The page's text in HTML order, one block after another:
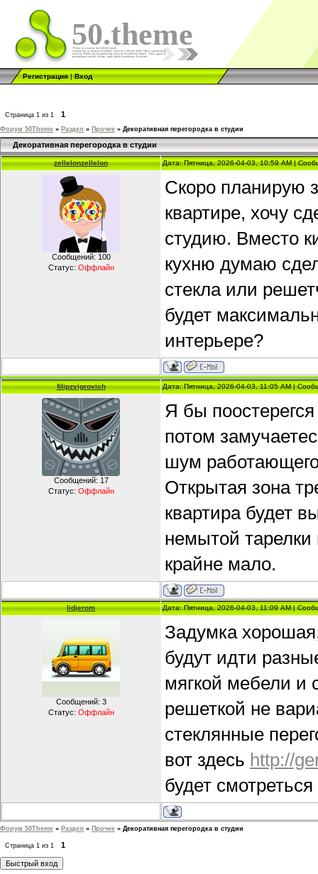
50.theme
Регистрация|Вход
Страница 1 из 1 1
Форум 50Theme » Раздел » Прочее » Декоративная перегородка в студии
Декоративная перегородка в студии
zellelonzellelon Дата: Пятница, 2026-04-03, 10:59 AM |
Сообщений: 100
Статус: Оффлайн
Скоро планирую
квартире, хочу
студию. Вместо
кухню думаю
стекла или
будет
интерьере?
filipzvigrovich Дата: Пятница, 2026-04-03, 11:05 AM |
Сообщений: 17
Статус: Оффлайн
Я бы
потом
шум
Открытая зона
квартира будет
немытой
крайне мало.
lidjerom Дата: Пятница, 2026-04-03, 11:09 AM |
Сообщений: 3
Статус: Оффлайн
Задумка
будут идти
мягкой мебели и
решеткой не
стеклянные
вот здесь http://
будет
Форум 50Theme » Раздел » Прочее » Декоративная перегородка в студии
Страница 1 из 1 1